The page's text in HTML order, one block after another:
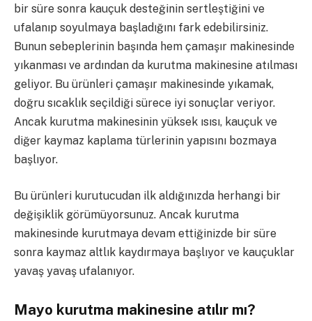
bir süre sonra kauçuk desteğinin sertleştiğini ve
ufalanıp soyulmaya başladığını fark edebilirsiniz.
Bunun sebeplerinin başında hem çamaşır makinesinde
yıkanması ve ardından da kurutma makinesine atılması
geliyor. Bu ürünleri çamaşır makinesinde yıkamak,
doğru sıcaklık seçildiği sürece iyi sonuçlar veriyor.
Ancak kurutma makinesinin yüksek ısısı, kauçuk ve
diğer kaymaz kaplama türlerinin yapısını bozmaya
başlıyor.
Bu ürünleri kurutucudan ilk aldığınızda herhangi bir
değişiklik görümüyorsunuz. Ancak kurutma
makinesinde kurutmaya devam ettiğinizde bir süre
sonra kaymaz altlık kaydırmaya başlıyor ve kauçuklar
yavaş yavaş ufalanıyor.
Mayo kurutma makinesine atılır mı?